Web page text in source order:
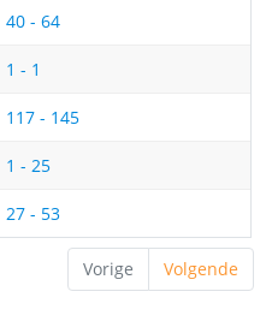
40 - 64
1 - 1
117 - 145
1 - 25
27 - 53
Vorige Volgende